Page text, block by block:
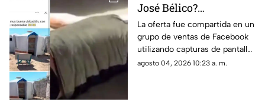
José Bélico?
Publicación en redes
desata diversas
opiniones en Ciudad
Juárez
La oferta fue compartida en un
grupo de ventas de Facebook
utilizando capturas de pantalla
tomadas del canal Unique
agosto 04, 2026 10:23 a. m.